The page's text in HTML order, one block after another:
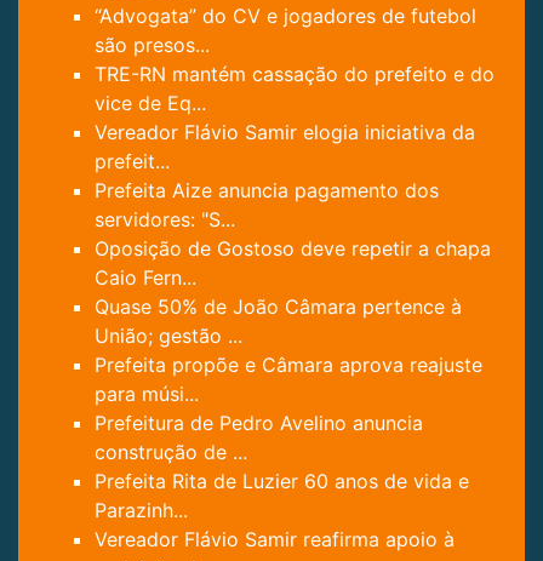
“Advogata” do CV e jogadores de futebol
são presos...
TRE-RN mantém cassação do prefeito e do
vice de Eq...
Vereador Flávio Samir elogia iniciativa da
prefeit...
Prefeita Aize anuncia pagamento dos
servidores: "S...
Oposição de Gostoso deve repetir a chapa
Caio Fern...
Quase 50% de João Câmara pertence à
União; gestão ...
Prefeita propõe e Câmara aprova reajuste
para músi...
Prefeitura de Pedro Avelino anuncia
construção de ...
Prefeita Rita de Luzier 60 anos de vida e
Parazinh...
Vereador Flávio Samir reafirma apoio à